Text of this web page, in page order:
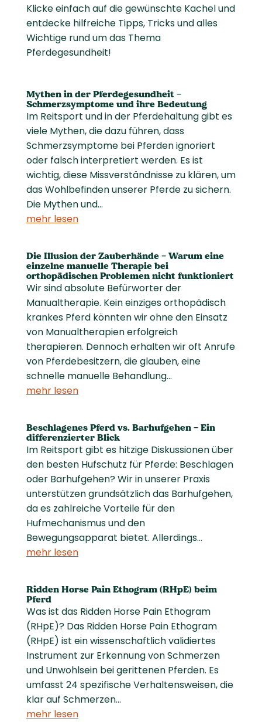
Klicke einfach auf die gewünschte Kachel und
entdecke hilfreiche Tipps, Tricks und alles
Wichtige rund um das Thema
Pferdegesundheit!
Mythen in der Pferdegesundheit –
Schmerzsymptome und ihre Bedeutung
Im Reitsport und in der Pferdehaltung gibt es
viele Mythen, die dazu führen, dass
Schmerzsymptome bei Pferden ignoriert
oder falsch interpretiert werden. Es ist
wichtig, diese Missverständnisse zu klären, um
das Wohlbefinden unserer Pferde zu sichern.
Die Mythen und...
mehr lesen
Die Illusion der Zauberhände – Warum eine
einzelne manuelle Therapie bei
orthopädischen Problemen nicht funktioniert
Wir sind absolute Befürworter der
Manualtherapie. Kein einziges orthopädisch
krankes Pferd könnten wir ohne den Einsatz
von Manualtherapien erfolgreich
therapieren. Dennoch erhalten wir oft Anrufe
von Pferdebesitzern, die glauben, eine
schnelle manuelle Behandlung...
mehr lesen
Beschlagenes Pferd vs. Barhufgehen – Ein
differenzierter Blick
Im Reitsport gibt es hitzige Diskussionen über
den besten Hufschutz für Pferde: Beschlagen
oder Barhufgehen? Wir in unserer Praxis
unterstützen grundsätzlich das Barhufgehen,
da es zahlreiche Vorteile für den
Hufmechanismus und den
Bewegungsapparat bietet. Allerdings...
mehr lesen
Ridden Horse Pain Ethogram (RHpE) beim
Pferd
Was ist das Ridden Horse Pain Ethogram
(RHpE)? Das Ridden Horse Pain Ethogram
(RHpE) ist ein wissenschaftlich validiertes
Instrument zur Erkennung von Schmerzen
und Unwohlsein bei gerittenen Pferden. Es
umfasst 24 spezifische Verhaltensweisen, die
klar auf Schmerzen...
mehr lesen